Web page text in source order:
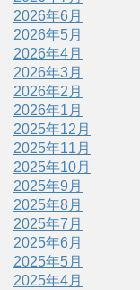
2026年6月
2026年5月
2026年4月
2026年3月
2026年2月
2026年1月
2025年12月
2025年11月
2025年10月
2025年9月
2025年8月
2025年7月
2025年6月
2025年5月
2025年4月